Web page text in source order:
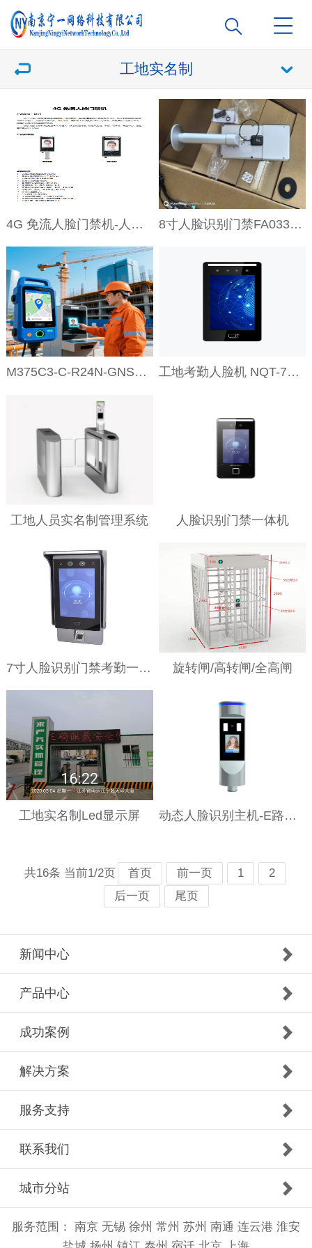
工地实名制
4G 免流人脸门禁机-人脸门禁终端M71 8寸人脸识别门禁FA033-KC-TR7
M375C3-C-R24N-GNSS-CS-1703 工地考勤人脸机 NQT-71RLSB-E
工地人员实名制管理系统 人脸识别门禁一体机
7寸人脸识别门禁考勤一体机 旋转闸/高转闸/全高闸
工地实名制Led显示屏 动态人脸识别主机-E路筑福
共16条 当前1/2页 首页 前一页 1
2
后一页
尾页
新闻中心
产品中心
成功案例
解决方案
服务支持
联系我们
城市分站
服务范围： 南京 无锡 徐州 常州 苏州 南通 连云港 淮安